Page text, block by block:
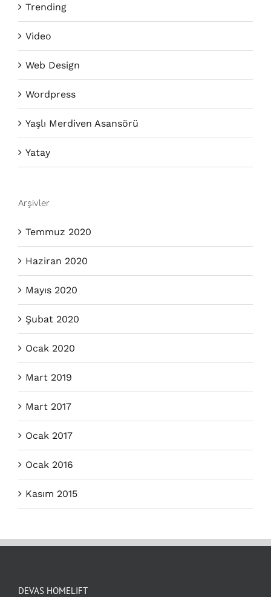
Trending
Video
Web Design
Wordpress
Yaşlı Merdiven Asansörü
Yatay
Arşivler
Temmuz 2020
Haziran 2020
Mayıs 2020
Şubat 2020
Ocak 2020
Mart 2019
Mart 2017
Ocak 2017
Ocak 2016
Kasım 2015
DEVAS HOMELIFT